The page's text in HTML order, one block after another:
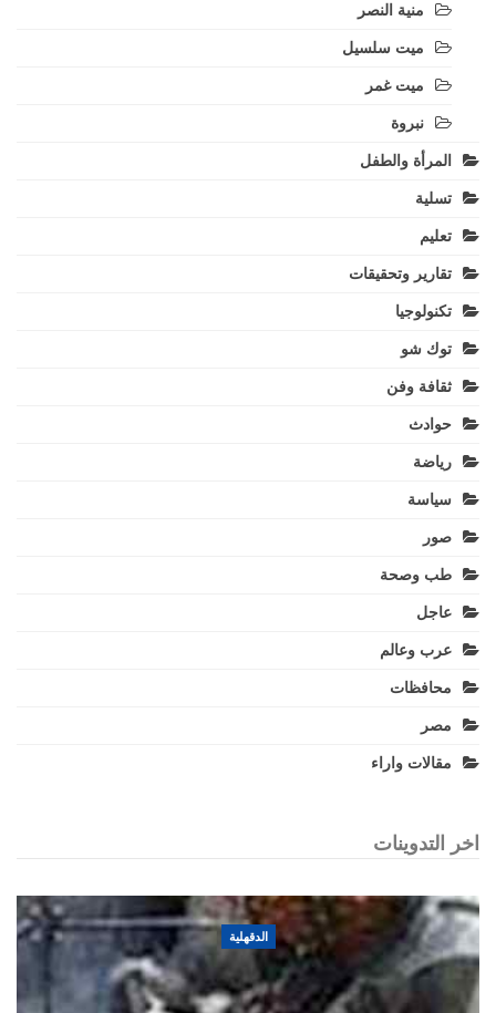
منية النصر
ميت سلسيل
ميت غمر
نبروة
المرأة والطفل
تسلية
تعليم
تقارير وتحقيقات
تكنولوجيا
توك شو
ثقافة وفن
حوادث
رياضة
سياسة
صور
طب وصحة
عاجل
عرب وعالم
محافظات
مصر
مقالات واراء
اخر التدوينات
الدقهلية